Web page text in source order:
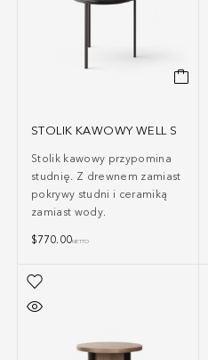
STOLIK KAWOWY WELL S
Stolik kawowy przypomina
studnię. Z drewnem zamiast
pokrywy studni i ceramiką
zamiast wody.
$770.00NETTO